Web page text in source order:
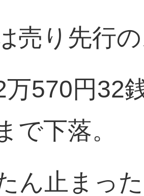
売り先行
万570円32
で下落。
ん止まっ